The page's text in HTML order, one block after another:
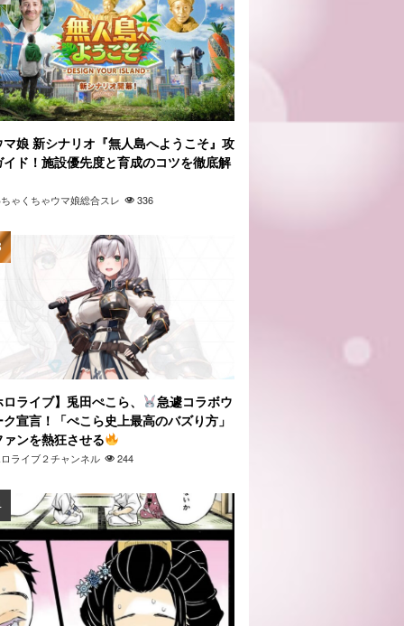
マ娘 新シナリオ『無人島へようこそ』攻
イド！施設優先度と育成のコツを徹底解
ゃくちゃウマ娘総合スレ 336
ライブ】兎田ぺこら、
急遽コラボウ
宣言！「ぺこら史上最高のバズり方」
ァンを熱狂させる
ライブ２チャンネル 244